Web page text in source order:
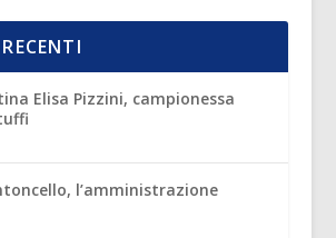
Elisa Pizzini, campionessa
l’amministrazione